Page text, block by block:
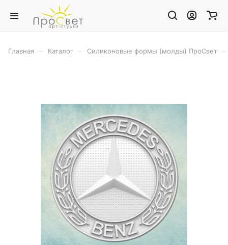
Главная Каталог Силиконовые формы (молды) ПроСвет